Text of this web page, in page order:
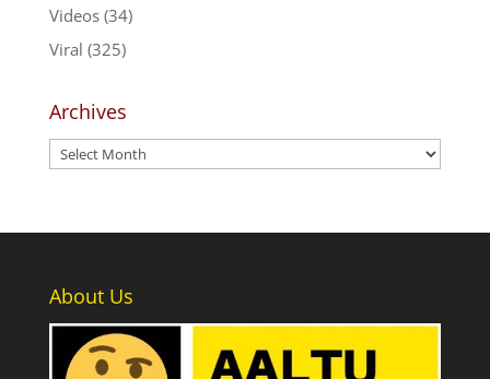
Videos(34)
Viral (325)
Archives
Archives
About Us